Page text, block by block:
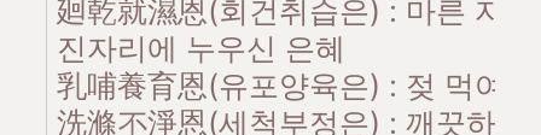
廻乾就濕恩(회건취습은) : 마른 자
진자리에 누우신 은혜
乳哺養育恩(유포양육은) : 젖 먹여
洗滌不淨恩(세척부정은) : 깨끗하지